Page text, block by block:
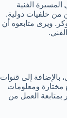
المسيرة الفنية
من خلفيات دولية.
ويرى متابعوه أن
بالإضافة إلى قنوات
ومعلومات
بمتابعة العمل من